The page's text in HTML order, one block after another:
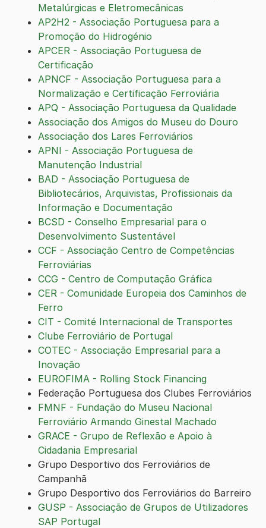
Metalúrgicas e Eletromecânicas
AP2H2 - Associação Portuguesa para a
Promoção do Hidrogénio
APCER - Associação Portuguesa de
Certificação
APNCF - Associação Portuguesa para a
Normalização e Certificação Ferroviária
APQ - Associação Portuguesa da Qualidade
Associação dos Amigos do Museu do Douro
Associação dos Lares Ferroviários
APNI - Associação Portuguesa de
Manutenção Industrial
BAD - Associação Portuguesa de
Bibliotecários, Arquivistas, Profissionais da
Informação e Documentação
BCSD - Conselho Empresarial para o
Desenvolvimento Sustentável
CCF - Associação Centro de Competências
Ferroviárias
CCG - Centro de Computação Gráfica
CER - Comunidade Europeia dos Caminhos de
Ferro
CIT - Comité Internacional de Transportes
Clube Ferroviário de Portugal
COTEC - Associação Empresarial para a
Inovação
EUROFIMA - Rolling Stock Financing
Federação Portuguesa dos Clubes Ferroviários
FMNF - Fundação do Museu Nacional
Ferroviário Armando Ginestal Machado
GRACE - Grupo de Reflexão e Apoio à
Cidadania Empresarial
Grupo Desportivo dos Ferroviários de
Campanhã
Grupo Desportivo dos Ferroviários do Barreiro
GUSP - Associação de Grupos de Utilizadores
SAP Portugal